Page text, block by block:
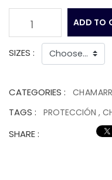
1 ADD TO
SIZES :
CATEGORIES :
TAGS : PROTECCIÓN ,
SHARE :